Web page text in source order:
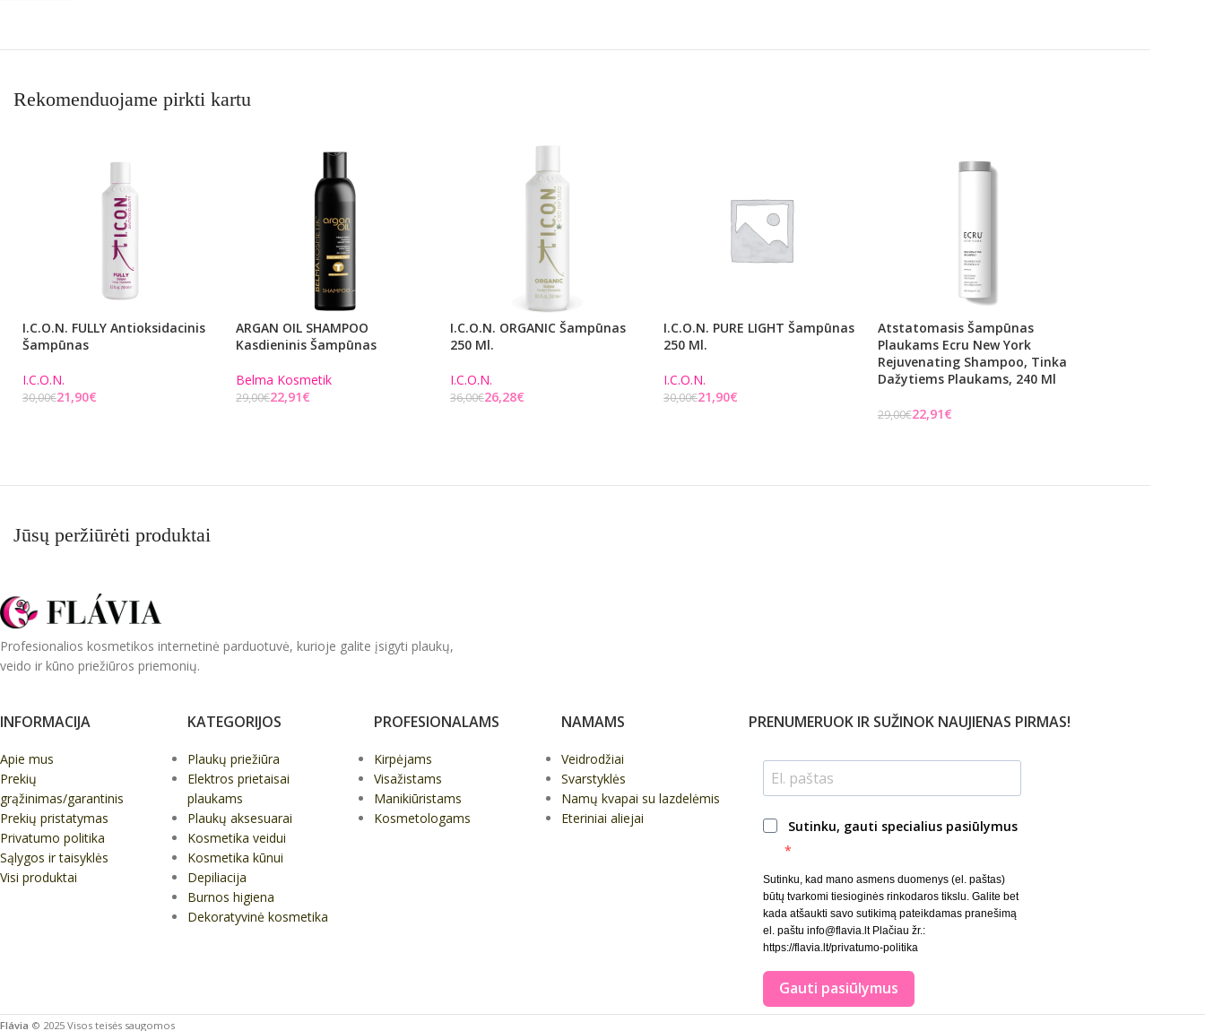
Rekomenduojame pirkti kartu
I.C.O.N. FULLY Antioksidacinis
Šampūnas
I.C.O.N.
30,00€21,90€
ARGAN OIL SHAMPOO
Kasdieninis Šampūnas
Belma Kosmetik
29,00€22,91€
I.C.O.N. ORGANIC Šampūnas
250 Ml.
I.C.O.N.
36,00€26,28€
I.C.O.N. PURE LIGHT Šampūnas
250 Ml.
I.C.O.N.
30,00€21,90€
Atstatomasis Šampūnas
Plaukams Ecru New York
Rejuvenating Shampoo, Tinka
Dažytiems Plaukams, 240 Ml
29,00€22,91€
Jūsų peržiūrėti produktai
Profesionalios kosmetikos internetinė parduotuvė, kurioje galite įsigyti plaukų,
veido ir kūno priežiūros priemonių.
INFORMACIJA
Apie mus
Prekių
grąžinimas/garantinis
Prekių pristatymas
Privatumo politika
Sąlygos ir taisyklės
Visi produktai
KATEGORIJOS
Plaukų priežiūra
Elektros prietaisai
plaukams
Plaukų aksesuarai
Kosmetika veidui
Kosmetika kūnui
Depiliacija
Burnos higiena
Dekoratyvinė kosmetika
PROFESIONALAMS
Kirpėjams
Visažistams
Manikiūristams
Kosmetologams
NAMAMS
Veidrodžiai
Svarstyklės
Namų kvapai su lazdelėmis
Eteriniai aliejai
PRENUMERUOK IR SUŽINOK NAUJIENAS PIRMAS!
Sutinku, gauti specialius pasiūlymus
Sutinku, kad mano asmens duomenys (el. paštas)
būtų tvarkomi tiesioginės rinkodaros tikslu. Galite bet
kada atšaukti savo sutikimą pateikdamas pranešimą
el. paštu info@flavia.lt Plačiau žr.:
https://flavia.lt/privatumo-politika
Gauti pasiūlymus
Flávia © 2025 Visos teisės saugomos